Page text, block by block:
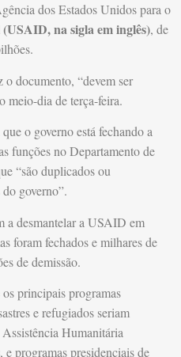
dos Estados Unidos para o
na sigla em inglês), de
documento, “devem ser
meio-dia de terça-feira.
o governo está fechando a
funções no Departamento de
“são duplicados ou
governo”.
a desmantelar a USAID em
foram fechados e milhares de
de demissão.
principais programas
e refugiados seriam
Humanitária
, e programas presidenciais de